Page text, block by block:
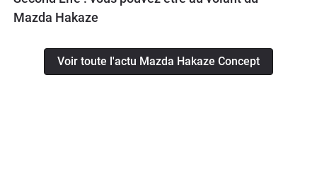
Mazda Hakaze
Voir toute l'actu Mazda Hakaze Concept